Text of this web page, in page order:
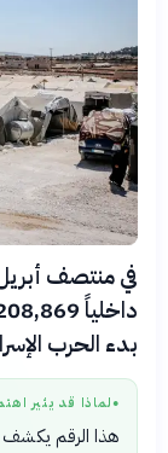
بدء الحرب
● لماذا قد يثير
هذا الرقم يكشف